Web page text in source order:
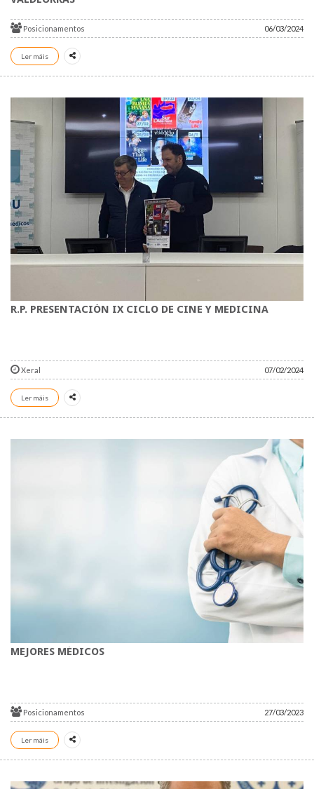
Posicionamentos 06/03/2024
Ler máis
R.P. PRESENTACIÓN IX CICLO DE CINE Y MEDICINA
Xeral 07/02/2024
Ler máis
MEJORES MÉDICOS
Posicionamentos 27/03/2023
Ler máis